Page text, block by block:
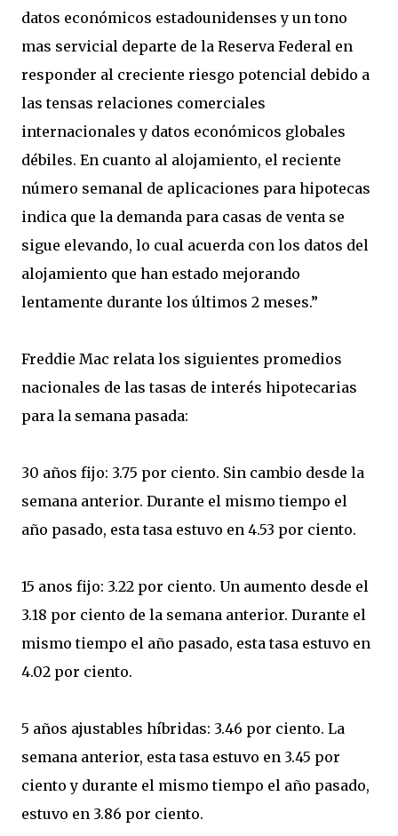
datos económicos estadounidenses y un tono
mas servicial departe de la Reserva Federal en
responder al creciente riesgo potencial debido a
las tensas relaciones comerciales
internacionales y datos económicos globales
débiles. En cuanto al alojamiento, el reciente
número semanal de aplicaciones para hipotecas
indica que la demanda para casas de venta se
sigue elevando, lo cual acuerda con los datos del
alojamiento que han estado mejorando
lentamente durante los últimos 2 meses.”
Freddie Mac relata los siguientes promedios
nacionales de las tasas de interés hipotecarias
para la semana pasada:
30 años fijo: 3.75 por ciento. Sin cambio desde la
semana anterior. Durante el mismo tiempo el
año pasado, esta tasa estuvo en 4.53 por ciento.
15 anos fijo: 3.22 por ciento. Un aumento desde el
3.18 por ciento de la semana anterior. Durante el
mismo tiempo el año pasado, esta tasa estuvo en
4.02 por ciento.
5 años ajustables híbridas: 3.46 por ciento. La
semana anterior, esta tasa estuvo en 3.45 por
ciento y durante el mismo tiempo el año pasado,
estuvo en 3.86 por ciento.